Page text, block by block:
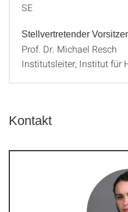
SE
Stellvertretender
Prof. Dr. Michael Resch
Institutsleiter, Institut für
Kontakt